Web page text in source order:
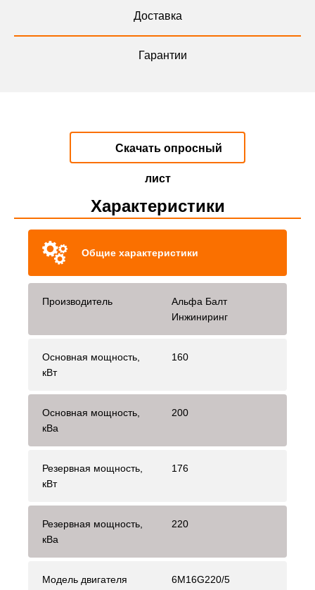
Доставка
Гарантии
Скачать опросный
лист
Характеристики
Общие характеристики
Производитель
Альфа Балт
Инжиниринг
Основная мощность,
кВт
160
Основная мощность,
кВа
200
Резервная мощность,
кВт
176
Резервная мощность,
кВа
220
Модель двигателя 6M16G220/5